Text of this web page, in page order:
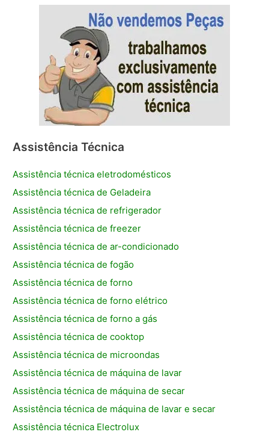
Assistência Técnica
Assistência técnica eletrodomésticos
Assistência técnica de Geladeira
Assistência técnica de refrigerador
Assistência técnica de freezer
Assistência técnica de ar-condicionado
Assistência técnica de fogão
Assistência técnica de forno
Assistência técnica de forno elétrico
Assistência técnica de forno a gás
Assistência técnica de cooktop
Assistência técnica de microondas
Assistência técnica de máquina de lavar
Assistência técnica de máquina de secar
Assistência técnica de máquina de lavar e secar
Assistência técnica Electrolux